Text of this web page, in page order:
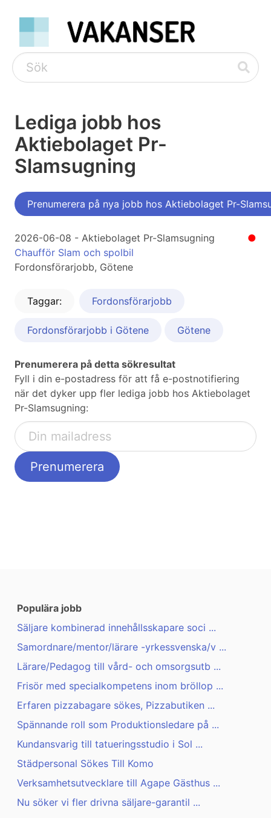
Lediga jobb hos
Aktiebolaget Pr-
Slamsugning
Prenumerera på nya jobb hos Aktiebolaget Pr-
●
2026-06-08 - Aktiebolaget Pr-Slamsugning
Chaufför Slam och spolbil
Fordonsförarjobb, Götene
Taggar: Fordonsförarjobb
Fordonsförarjobb i Götene Götene
Prenumerera på detta sökresultat
Fyll i din e-postadress för att få e-postnotifiering
när det dyker upp fler lediga jobb hos Aktiebolaget
Pr-Slamsugning:
Populära jobb
Säljare kombinerad innehållsskapare soci ...
Samordnare/mentor/lärare -yrkessvenska/v ...
Lärare/Pedagog till vård- och omsorgsutb ...
Frisör med specialkompetens inom bröllop ...
Erfaren pizzabagare sökes, Pizzabutiken ...
Spännande roll som Produktionsledare på ...
Kundansvarig till tatueringsstudio i Sol ...
Städpersonal Sökes Till Komo
Verksamhetsutvecklare till Agape Gästhus ...
Nu söker vi fler drivna säljare-garantil ...